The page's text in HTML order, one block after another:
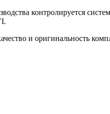
контролируется
и оригинальность